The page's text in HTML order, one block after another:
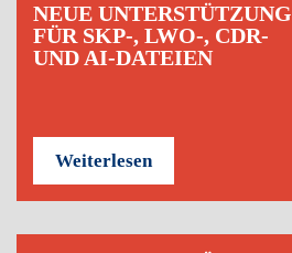
NEUE UNTERSTÜTZUNG
FÜR SKP-, LWO-, CDR-
UND AI-DATEIEN
Weiterlesen